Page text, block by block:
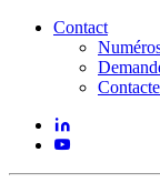
Contact